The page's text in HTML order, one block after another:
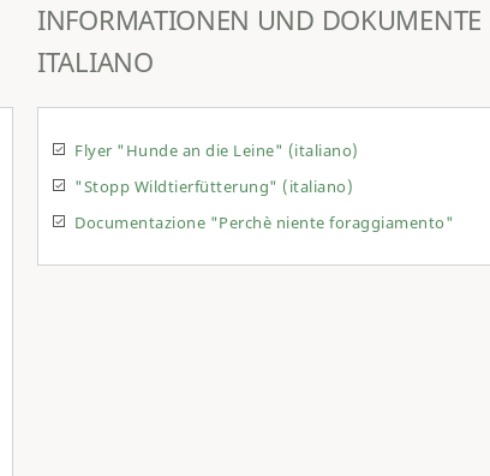
INFORMATIONEN UND DOKUMENTE
ITALIANO
Flyer "Hunde an die Leine" (italiano)
"Stopp Wildtierfütterung" (italiano)
Documentazione "Perchè niente foraggiamento"